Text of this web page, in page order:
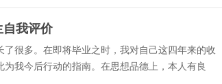
自我评价
了很多。在即将毕业之时，我对自己这四年来的收
我今后行动的指南。在思想品德上，本人有良